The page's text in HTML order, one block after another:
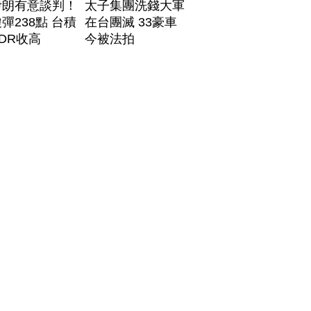
有意談判！
238點 台積
收高
太子集團洗錢大軍
在台團滅 33豪車
今被法拍